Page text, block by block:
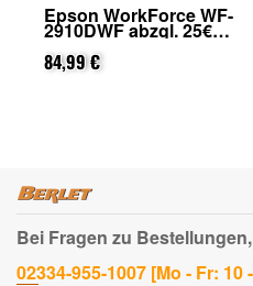
Epson WorkForce WF-
2910DWF abzgl. 25€
Cashback (von Epson
nach Registrierung)
84,99 €
Bei Fragen zu
02334-955-1007 [Mo - Fr: 10